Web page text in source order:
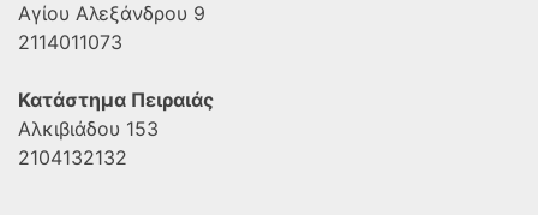
Αγίου Αλεξάνδρου 9
2114011073
Κατάστημα Πειραιάς
Αλκιβιάδου 153
2104132132